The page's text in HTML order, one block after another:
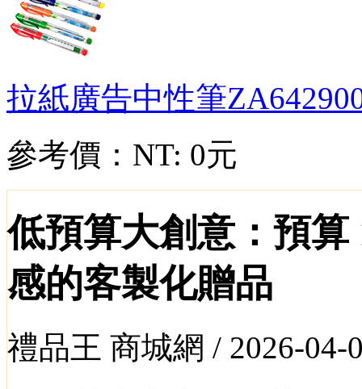
拉紙廣告中性筆
參考價： NT: 0元
低預算大創意：預
感的客製化贈品
禮品王 商城網 / 2026-04-